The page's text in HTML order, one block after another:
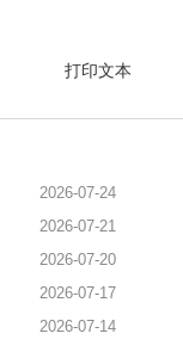
打印文本
2026-07-24
2026-07-21
2026-07-20
2026-07-17
2026-07-14